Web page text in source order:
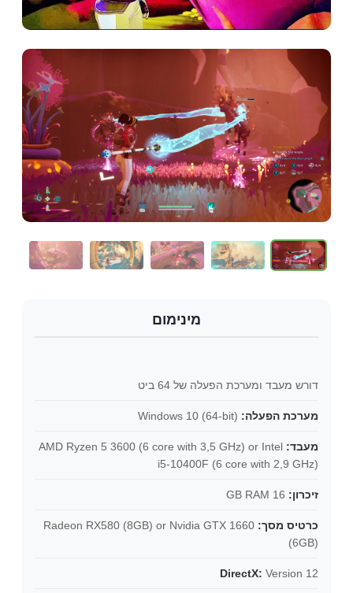
מינימום
דורש מעבד ומערכת הפעלה של 64 ביט
מערכת הפעלה:
מעבד: AMD Ryzen 5 3600 (6 core with 3,5 GHz) or Intel
i5-10400F (6 core with 2,9 GHz)
זיכרון:
כרטיס מסך: Radeon RX580 (8GB) or Nvidia GTX 1660
(6GB)
DirectX: Version 12